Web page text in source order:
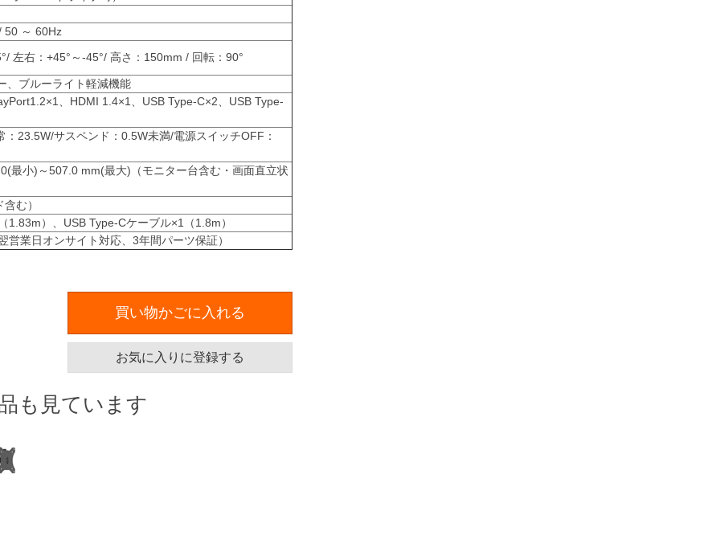
50 ～ 60Hz
左右：+45°～-45°/ 高さ：150mm / 回転：90°
、ブルーライト軽減機能
、HDMI 1.4×1、USB Type-C×2、USB Type-
23.5W/サスペンド：0.5W未満/電源スイッチOFF：
最小)～507.0 mm(最大)（モニター台含む・画面直立状
む）
1.83m）、USB Type-Cケーブル×1（1.8m）
営業日オンサイト対応、3年間パーツ保証）
買い物かごに入れる
お気に入りに登録する
も見ています